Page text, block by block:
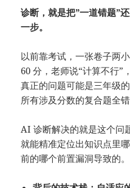
诊断，就是把”一道错题”
一步。
以前靠考试，一张卷子两
60 分，老师说“计算不行”
真正的问题可能是三年级
所有涉及分数的复合题全
AI 诊断解决的就是这个问
就能精准定位出知识点里
前的哪个前置漏洞导致的。